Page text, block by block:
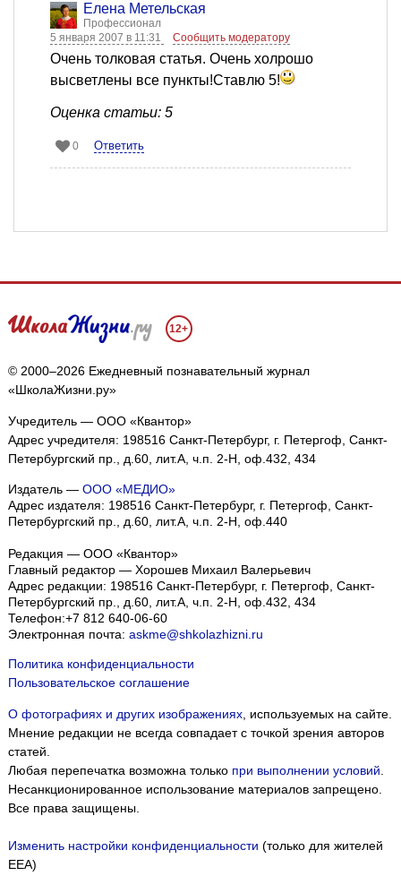
Елена Метельская
Профессионал
5 января 2007 в 11:31
Сообщить модератору
Очень толковая статья. Очень холрошо
высветлены все пункты!Ставлю 5!
Оценка статьи: 5
0 Ответить
12+
© 2000–2026 Ежедневный познавательный журнал
«ШколаЖизни.ру»
Учредитель — ООО «Квантор»
Адрес учредителя: 198516 Санкт-Петербург, г. Петергоф, Санкт-
Петербургский пр., д.60, лит.А, ч.п. 2-Н, оф.432, 434
Издатель — ООО «МЕДИО»
Адрес издателя: 198516 Санкт-Петербург, г. Петергоф, Санкт-
Петербургский пр., д.60, лит.А, ч.п. 2-Н, оф.440
Редакция — ООО «Квантор»
Главный редактор — Хорошев Михаил Валерьевич
Адрес редакции: 198516 Санкт-Петербург, г. Петергоф Санкт-
Петербургский пр., д.60, лит.А, ч.п. 2-Н, оф.432, 434
Телефон:+7 812 640-06-60
Электронная почта: askme@shkolazhizni.ru
Политика конфиденциальности
Пользовательское соглашение
О фотографиях и других изображениях, используемых на сайте.
Мнение редакции не всегда совпадает с точкой зрения авторов
статей.
Любая перепечатка возможна только при выполнении условий
Несанкционированное использование материалов запрещено.
Все права защищены.
Изменить настройки конфиденциальности (только для жителей
EEA)